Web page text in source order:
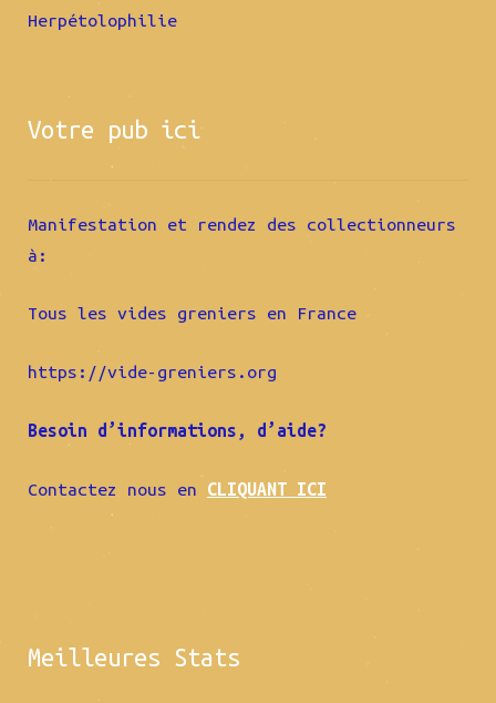
Herpétolophilie
Votre pub ici
Manifestation et rendez des collectionneurs
à:
Tous les vides greniers en France
https://vide-greniers.org
Besoin d’informations, d’aide?
Contactez nous en CLIQUANT ICI
Meilleures Stats